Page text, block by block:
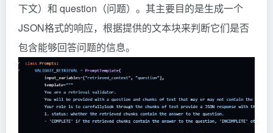
下文）和 question（问题）。其主要目的是生成一个
JSON格式的响应，根据提供的文本块来判断它们是否
包含能够回答问题的信息。